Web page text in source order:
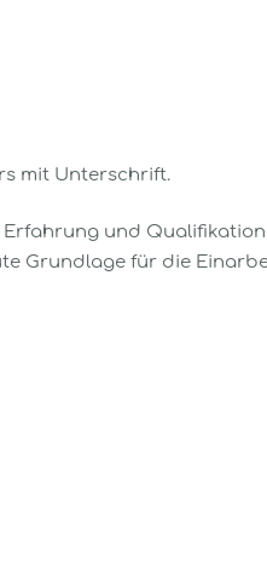
mit Unterschrift.
Erfahrung und
Grundlage für die